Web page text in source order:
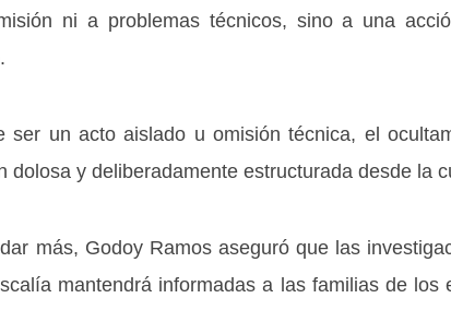
ni a problemas técnicos, sino a una
ser un acto aislado u omisión técnica, el
dolosa y deliberadamente estructurada desde la
más, Godoy Ramos aseguró que las
mantendrá informadas a las familias de